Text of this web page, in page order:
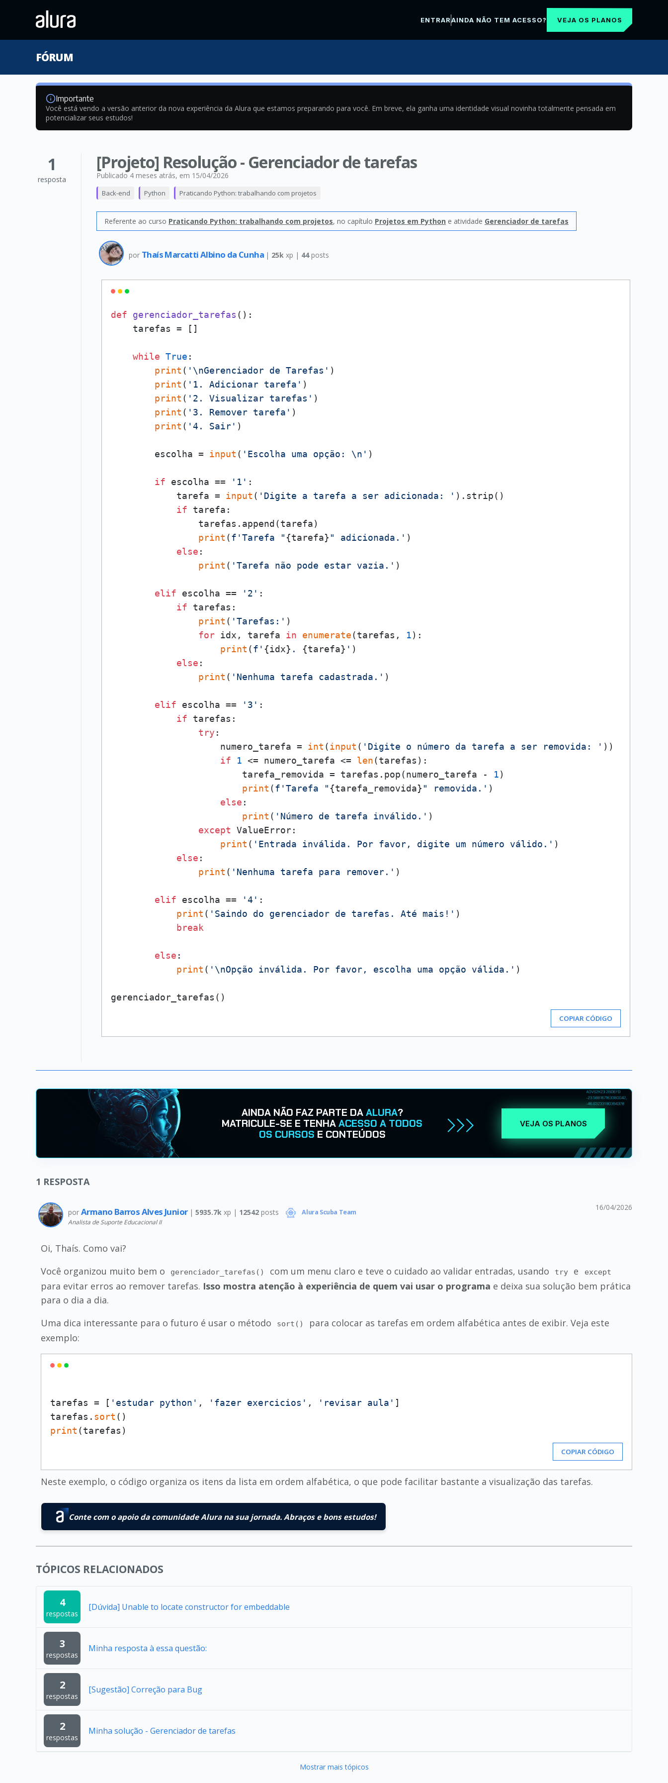
ENTRARAINDA NÃO TEM ACESSO? VEJA OS PLANOS
FÓRUM
Importante
Você está vendo a versão anterior da nova experiência da Alura que estamos preparando para você. Em breve, ela ganha uma identidade visual novinha totalmente pensada em
potencializar seus estudos!
1
resposta
[Projeto] Resolução - Gerenciador de tarefas
Publicado 4 meses atrás, em 15/04/2026
Back-end Python Praticando Python: trabalhando com projetos
Referente ao curso Praticando Python: trabalhando com projetos, no capítulo Projetos em Python e atividade Gerenciador de tarefas
por Thaís Marcatti Albino da Cunha | 25k xp | 44posts
def gerenciador_tarefas ():
    tarefas = []
while True :
print ( '\nGerenciador de Tarefas' )
print ( '1. Adicionar tarefa' )
print ( '2. Visualizar tarefas' )
print ( '3. Remover tarefa' )
print ( '4. Sair' )
        escolha =
input ( 'Escolha uma opção: \n' )
if escolha == '1' :
            tarefa =
input ( 'Digite a tarefa a ser adicionada: ' ).strip()
if tarefa:
                tarefas.append(tarefa)
print (f'Tarefa " {tarefa} " adicionada.' )
else :
print ( 'Tarefa não pode estar vazia.' )
elif escolha == '2' :
if tarefas:
print ( 'Tarefas:' )
for idx, tarefa in enumerate(tarefas, 1):
print (f' {idx} . {tarefa} ' )
else :
print ( 'Nenhuma tarefa cadastrada.' )
elif escolha == '3' :
if tarefas:
try :
                    numero_tarefa =
int (input ( 'Digite o número da tarefa a ser removida: ' ))
if
1 <= numero_tarefa <= len(tarefas):
                        tarefa_removida = tarefas.pop(numero_tarefa -
1)
print (f'Tarefa " {tarefa_removida} " removida.' )
else :
print ( 'Número de tarefa inválido.' )
except ValueError:
print ( 'Entrada inválida. Por favor, digite um número válido.' )
else :
print ( 'Nenhuma tarefa para remover.' )
elif escolha == '4' :
print ( 'Saindo do gerenciador de tarefas. Até mais!' )
break
else :
print ( '\nOpção inválida. Por favor, escolha uma opção válida.' )
COPIAR CÓDIGO
AINDA NÃO FAZ PARTE DAALURA?
MATRICULE-SE E TENHAACESSO A TODOS
OS CURSOS E CONTEÚDOS
VEJA OS PLANOS
1 RESPOSTA
por Armano Barros Alves Junior | 5935.7k xp | 12542posts Alura Scuba Team
Analista de Suporte Educacional II
16/04/2026
Oi, Thaís. Como vai?
Você organizou muito bem o
gerenciador_tarefas() com um menu claro e teve o cuidado ao validar entradas, usando try e except
para evitar erros ao remover tarefas. Isso mostra atenção à experiência de quem vai usar o programa e deixa sua solução bem prática
para o dia a dia.
Uma dica interessante para o futuro é usar o método
sort()
para colocar as tarefas em ordem alfabética antes de exibir. Veja este
exemplo:
tarefas = [ 'estudar python' , 'fazer exercicios' , 'revisar aula' ]
tarefas. sort
print
COPIAR CÓDIGO
Neste exemplo, o código organiza os itens da lista em ordem alfabética, o que pode facilitar bastante a visualização das tarefas.
Conte com o apoio da comunidade Alura na sua jornada. Abraços e bons estudos!
TÓPICOS RELACIONADOS
4
respostas
[Dúvida] Unable to locate constructor for embeddable
3
respostas
Minha resposta à essa questão:
2
respostas
[Sugestão] Correção para Bug
2
respostas
Minha solução - Gerenciador de tarefas
Mostrar mais tópicos